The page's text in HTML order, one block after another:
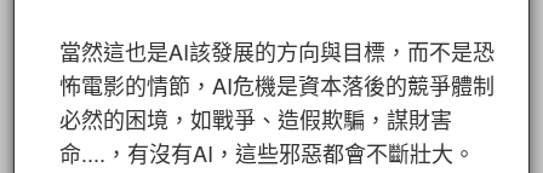
當然這也是AI該發展的方向與目標，而不是恐
怖電影的情節，AI危機是資本落後的競爭體制
必然的困境，如戰爭、造假欺騙，謀財害
命....，有沒有AI，這些邪惡都會不斷壯大。